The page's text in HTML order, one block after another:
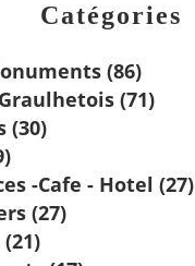
Catégories
(86)
(71)
(30)
-cafe - Hotel (27)
(27)
(21)